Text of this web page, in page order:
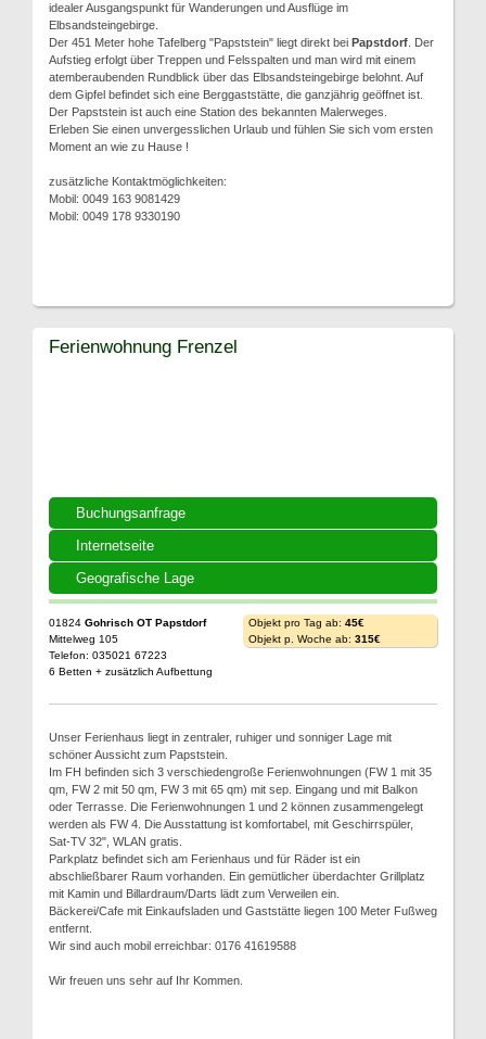
idealer Ausgangspunkt für Wanderungen und Ausflüge im
Elbsandsteingebirge.
Der 451 Meter hohe Tafelberg "Papststein" liegt direkt bei Papstdorf . Der
Aufstieg erfolgt über Treppen und Felsspalten und man wird mit einem
atemberaubenden Rundblick über das Elbsandsteingebirge belohnt. Auf
dem Gipfel befindet sich eine Berggaststätte, die ganzjährig geöffnet ist.
Der Papststein ist auch eine Station des bekannten Malerweges.
Erleben Sie einen unvergesslichen Urlaub und fühlen Sie sich vom ersten
Moment an wie zu Hause !
zusätzliche Kontaktmöglichkeiten:
Mobil: 0049 163 9081429
Mobil: 0049 178 9330190
Buchungsanfrage
Internetseite
Geografische Lage
Ferienwohnung Frenzel
01824 Gohrisch OT Papstdorf
Mittelweg 105
Telefon: 035021 67223
6 Betten + zusätzlich Aufbettung
Objekt pro Tag ab: 45€
Objekt p. Woche ab: 315€
Unser Ferienhaus liegt in zentraler, ruhiger und sonniger Lage mit
schöner Aussicht zum Papststein.
Im FH befinden sich 3 verschiedengroße Ferienwohnungen (FW 1 mit 35
qm, FW 2 mit 50 qm, FW 3 mit 65 qm) mit sep. Eingang und mit Balkon
oder Terrasse. Die Ferienwohnungen 1 und 2 können zusammengelegt
werden als FW 4. Die Ausstattung ist komfortabel, mit Geschirrspüler,
Sat-TV 32", WLAN gratis.
Parkplatz befindet sich am Ferienhaus und für Räder ist ein
abschließbarer Raum vorhanden. Ein gemütlicher überdachter Grillplatz
mit Kamin und Billardraum/Darts lädt zum Verweilen ein.
Bäckerei/Cafe mit Einkaufsladen und Gaststätte liegen 100 Meter Fußweg
entfernt.
Wir sind auch mobil erreichbar: 0176 41619588
Wir freuen uns sehr auf Ihr Kommen.